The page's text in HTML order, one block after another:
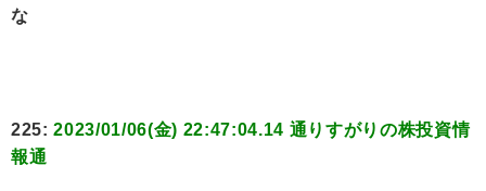
な
225:2023/01/06(金) 22:47:04.14 通りすがりの株投資情
報通